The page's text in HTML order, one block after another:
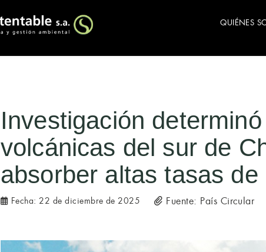
QUIÉNES
Investigación
volcánicas del sur de
absorber altas tasas de
Fecha: 22 de diciembre de 2025 Fuente: País Circular